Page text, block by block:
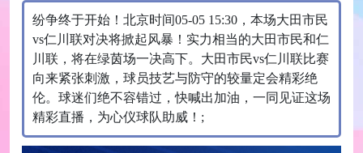
纷争终于开始！北京时间05-05 15:30，本场大田市民
vs仁川联对决将掀起风暴！实力相当的大田市民和仁
川联，将在绿茵场一决高下。大田市民vs仁川联比赛
向来紧张刺激，球员技艺与防守的较量定会精彩绝
伦。球迷们绝不容错过，快喊出加油，一同见证这场
精彩直播，为心仪球队助威！;